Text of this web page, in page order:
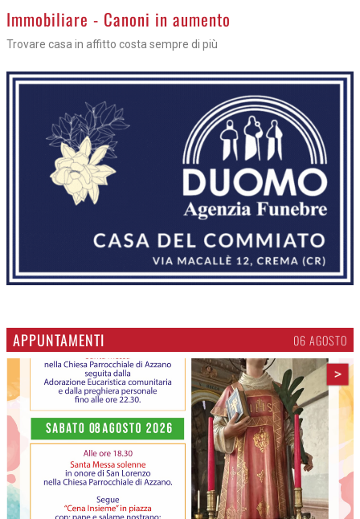
>Immobiliare - Canoni in aumento
Trovare casa in affitto costa sempre di più
APPUNTAMENTI 06 AGOSTO
>